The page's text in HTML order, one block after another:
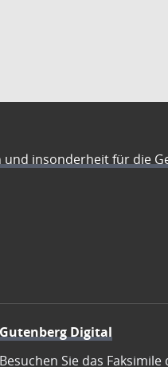
insonderheit für die
Gutenberg Digital
Besuchen Sie das Faksimile